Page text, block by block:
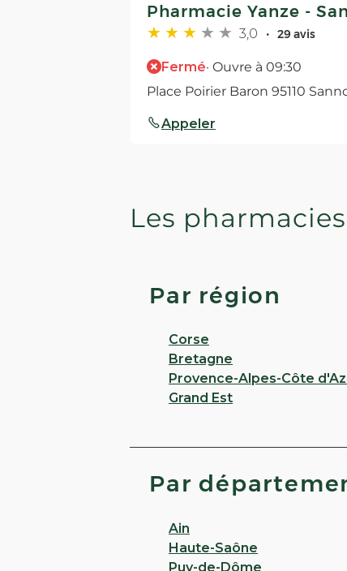
Pharmacie Yanze -
3,0 29 avis
Fermé· Ouvre à 09:30
Place Poirier Baron 95110
Appeler
La Foret
Fermé· Ouvre à 08:15
1 AVENUE JEAN ROSTAND
Appeler
Pharmacie du Bois
Les
Par région
Corse
Bretagne
Provence-Alpes-Côte
Grand Est
Par
Ain
Haute-Saône
Puy-de-Dôme